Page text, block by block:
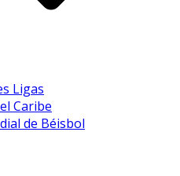
Ligas
Caribe
de Béisbol